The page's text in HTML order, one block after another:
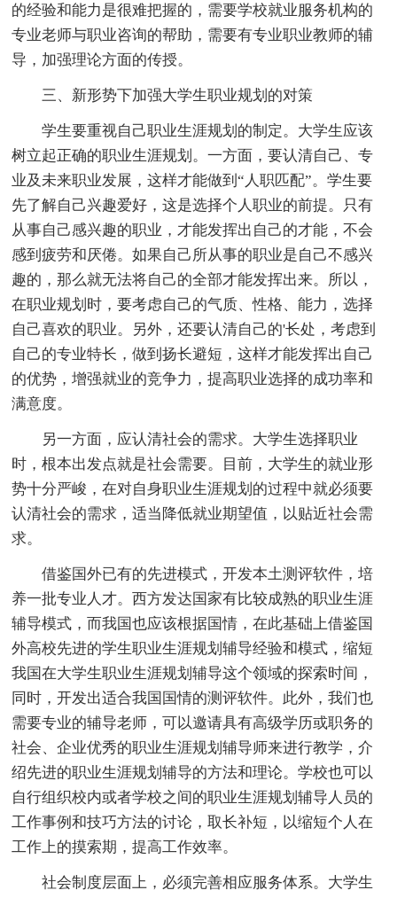
的经验和能力是很难把握的，需要学校就业服务机构的
专业老师与职业咨询的帮助，需要有专业职业教师的辅
导，加强理论方面的传授。
三、新形势下加强大学生职业规划的对策
学生要重视自己职业生涯规划的制定。大学生应该
树立起正确的职业生涯规划。一方面，要认清自己、专
业及未来职业发展，这样才能做到“人职匹配”。学生要
先了解自己兴趣爱好，这是选择个人职业的前提。只有
从事自己感兴趣的职业，才能发挥出自己的才能，不会
感到疲劳和厌倦。如果自己所从事的职业是自己不感兴
趣的，那么就无法将自己的全部才能发挥出来。所以，
在职业规划时，要考虑自己的气质、性格、能力，选择
自己喜欢的职业。另外，还要认清自己的'长处，考虑到
自己的专业特长，做到扬长避短，这样才能发挥出自己
的优势，增强就业的竞争力，提高职业选择的成功率和
满意度。
另一方面，应认清社会的需求。大学生选择职业
时，根本出发点就是社会需要。目前，大学生的就业形
势十分严峻，在对自身职业生涯规划的过程中就必须要
认清社会的需求，适当降低就业期望值，以贴近社会需
求。
借鉴国外已有的先进模式，开发本土测评软件，培
养一批专业人才。西方发达国家有比较成熟的职业生涯
辅导模式，而我国也应该根据国情，在此基础上借鉴国
外高校先进的学生职业生涯规划辅导经验和模式，缩短
我国在大学生职业生涯规划辅导这个领域的探索时间，
同时，开发出适合我国国情的测评软件。此外，我们也
需要专业的辅导老师，可以邀请具有高级学历或职务的
社会、企业优秀的职业生涯规划辅导师来进行教学，介
绍先进的职业生涯规划辅导的方法和理论。学校也可以
自行组织校内或者学校之间的职业生涯规划辅导人员的
工作事例和技巧方法的讨论，取长补短，以缩短个人在
工作上的摸索期，提高工作效率。
社会制度层面上，必须完善相应服务体系。大学生